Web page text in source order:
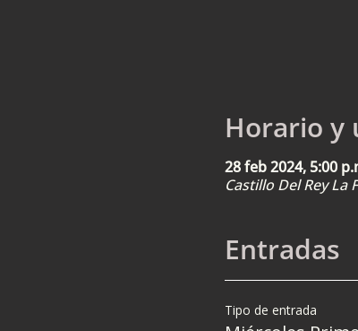
Horario y
28 feb 2024, 5:00
Castillo Del Rey La
Entradas
Tipo de entrada